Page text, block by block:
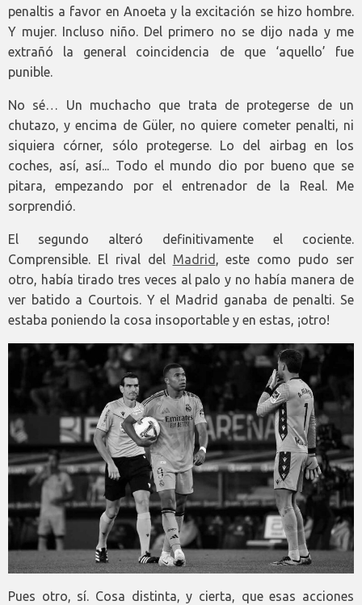
penaltis a favor en Anoeta y la excitación se hizo hombre.
Y mujer. Incluso niño. Del primero no se dijo nada y me
extrañó la general coincidencia de que ‘aquello’ fue
punible.
No sé… Un muchacho que trata de protegerse de un
chutazo, y encima de Güler, no quiere cometer penalti, ni
siquiera córner, sólo protegerse. Lo del airbag en los
coches, así, así... Todo el mundo dio por bueno que se
pitara, empezando por el entrenador de la Real. Me
sorprendió.
El segundo alteró definitivamente el cociente.
Comprensible. El rival del Madrid , este como pudo ser
otro, había tirado tres veces al palo y no había manera de
ver batido a Courtois. Y el Madrid ganaba de penalti. Se
estaba poniendo la cosa insoportable y en estas, ¡otro!
Pues otro, sí. Cosa distinta, y cierta, que esas acciones